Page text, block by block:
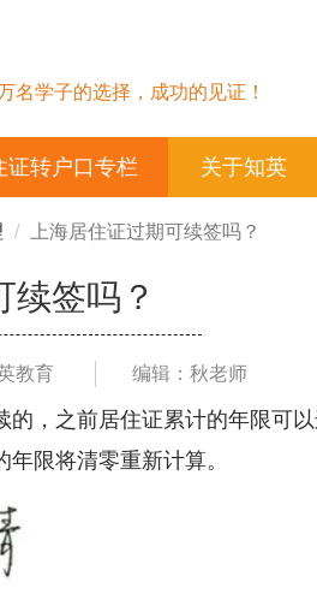
名学子的选择，成功的见证！
证转户口专栏 关于知英
上海居住证过期可续签吗？
续签吗？
教育 编辑：秋老师
，之前居住证累计的年限可
限将清零重新计算。